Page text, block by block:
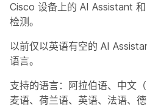
Cisco 设备上的 AI Assistant
检测。
以前仅以英语有空的 AI
语言。
支持的语言：阿拉伯语、中文
麦语、荷兰语、英语、法语、